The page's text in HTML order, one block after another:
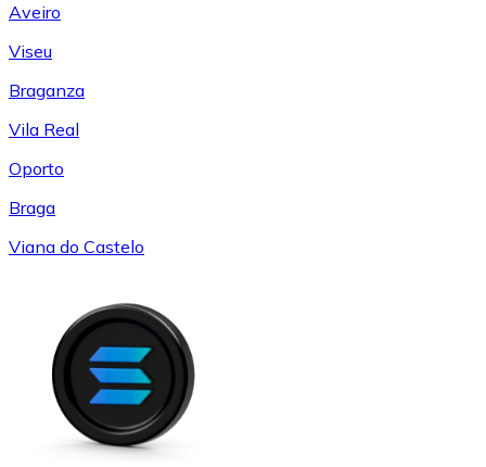
Aveiro
Viseu
Braganza
Vila Real
Oporto
Braga
Viana do Castelo